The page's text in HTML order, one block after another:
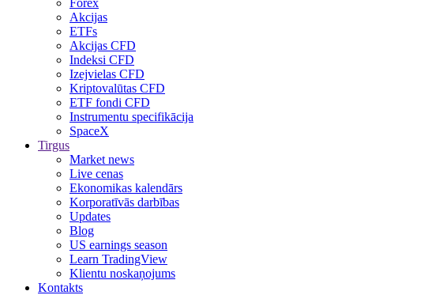
Akcijas
ETFs
Akcijas CFD
Indeksi CFD
Izejvielas CFD
Kriptovalūtas CFD
ETF fondi CFD
Instrumentu specifikācija
SpaceX
Tirgus
Market news
Live cenas
Ekonomikas kalendārs
Korporatīvās darbības
Updates
Blog
US earnings season
Learn TradingView
Klientu noskaņojums
Kontakts